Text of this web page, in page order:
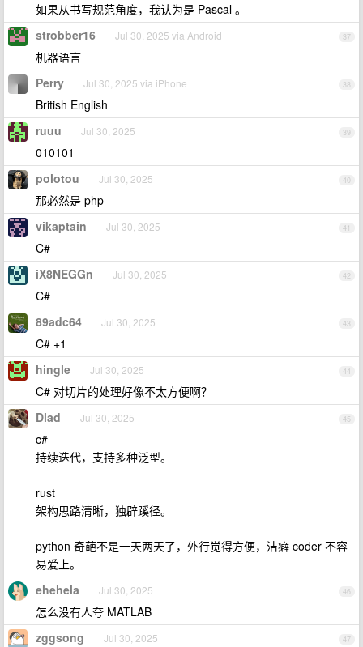
如果从书写规范角度，我认为是 Pascal 。
37
strobber16 Jul 30, 2025 via Android
机器语言
38
Perry Jul 30, 2025 via iPhone
British English
39
ruuu Jul 30, 2025
010101
40
polotou Jul 30, 2025
那必然是 php
41
vikaptain Jul 30, 2025
C#
42
iX8NEGGn Jul 30, 2025
C#
43
89adc64 Jul 30, 2025
C# +1
44
hingle Jul 30, 2025
C# 对切片的处理好像不太方便啊？
45
Dlad Jul 30, 2025
c#
持续迭代，支持多种泛型。
rust
架构思路清晰，独辟蹊径。
python 奇葩不是一天两天了，外行觉得方便，洁癖 coder 不容
易爱上。
46
ehehela Jul 30, 2025
怎么没有人夸 MATLAB
47
zggsong Jul 30, 2025